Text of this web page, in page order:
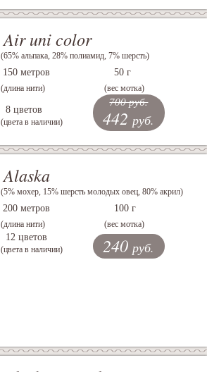
Air uni color
(65% альпака, 28% полиамид, 7% шерсть)
150 метров
(длина нити)
50 г
(вес мотка)
8 цветов
(цвета в наличии)
700 руб.
442 руб.
Alaska
(5% мохер, 15% шерсть молодых овец, 80% акрил)
200 метров
(длина нити)
100 г
(вес мотка)
12 цветов
(цвета в наличии) 240 руб.